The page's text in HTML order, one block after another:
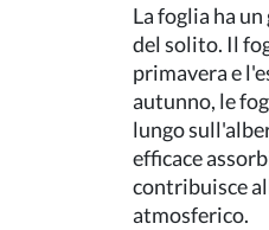
La foglia ha
del solito. Il
primavera e
autunno, le
lungo
efficace
contribuisce
atmosferico.